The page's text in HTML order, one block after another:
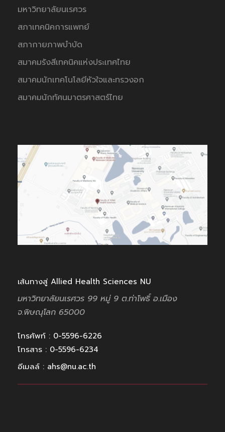
มหาวิทยาลัยนเรศวร
สภาเทคนิคการแพทย์
สภากายภาพบำบัด
สมาคมรังสีเทคนิคแห่งประเทศไทย
สมาคมนักเทคโนโลยีหัวใจและทรวงอก
สมาคมนักทัศนมาตรศาสตร์ไทย
เส้นทางสู่ Allied Health Sciences NU
มหาวิทยาลัยนเรศวร 99 หมู่ 9 ต.ท่าโพธิ์ อ.เมือง
จ.พิษณุโลก 65000
โทรศัพท์ : 0-5596-6226
โทรสาร : 0-5596-6234
อีเมลล์ : ahs@nu.ac.th